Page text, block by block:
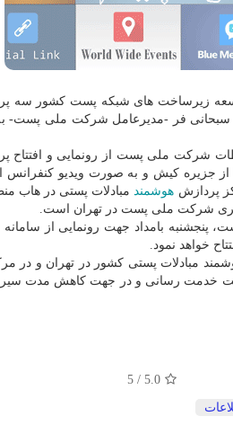
زیرساخت های شبکه پست کشور سه
سبحانی فر -مدیرعامل شرکت ملی پست-
شرکت ملی پست از رونمایی و افتتاح
جزیره کیش و به صورت ویدیو کنفرانس
پردازش هوشمندمبادلات پستی در هاب
شرکت ملی پست در تهران است.
بامداد جهت رونمایی از
خواهد نمود.
مبادلات پستی کشور در تهران و در
خدمت رسانی و در جهت کاهش مدت
5.0
/ 5